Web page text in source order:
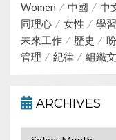
Women
中國 中
同理心
女性 學習
未來工作
歷史
管理
紀律 組織
ARCHIVES
Archives